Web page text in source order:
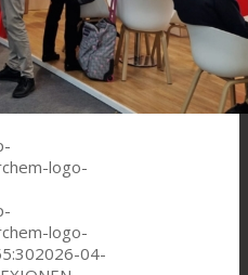
logo-
logo-
2026-04-